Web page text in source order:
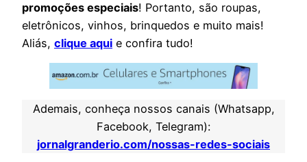
promoções especiais! Portanto, são roupas,
eletrônicos, vinhos, brinquedos e muito mais!
Aliás, clique aqui e confira tudo!
Ademais, conheça nossos canais (Whatsapp,
Facebook, Telegram):
jornalgranderio.com/nossas-redes-sociais